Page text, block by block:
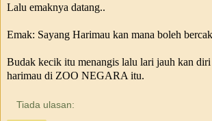
Lalu emaknya datang..
Emak: Sayang Harimau kan mana boleh
Budak kecik itu menangis lalu lari jauh kan
harimau di ZOO NEGARA itu.
Tiada ulasan: